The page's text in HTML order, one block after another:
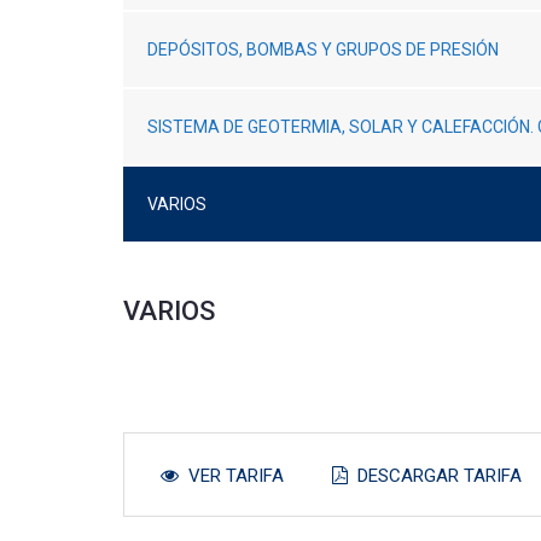
DEPÓSITOS, BOMBAS Y GRUPOS DE PRESIÓN
SISTEMA DE GEOTERMIA, SOLAR Y CALEFACCIÓN.
VARIOS
VARIOS
VER TARIFA DESCARGAR TARIFA